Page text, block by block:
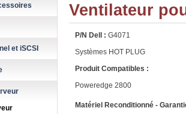
et iSCSI
Ventilateur
P/N Dell : G4071
Systèmes HOT PLUG
Produit Compatibles :
Poweredge 2800
Matériel Reconditionné -